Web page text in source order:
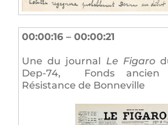
00:00:16 – 00:00:21
Une du journal Le Figaro
Dep-74, Fonds
Résistance de Bonneville